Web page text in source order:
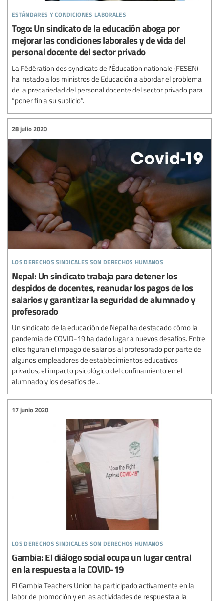
estándares y condiciones laborales
Togo: Un sindicato de la educación aboga por
mejorar las condiciones laborales y de vida del
personal docente del sector privado
La Fédération des syndicats de l'Éducation nationale (FESEN)
ha instado a los ministros de Educación a abordar el problema
de la precariedad del personal docente del sector privado para
“poner fin a su suplicio”.
los derechos sindicales son derechos humanos
28 julio 2020
Nepal: Un sindicato trabaja para detener los
despidos de docentes, reanudar los pagos de los
salarios y garantizar la seguridad de alumnado y
profesorado
Un sindicato de la educación de Nepal ha destacado cómo la
pandemia de COVID-19 ha dado lugar a nuevos desafíos. Entre
ellos figuran el impago de salarios al profesorado por parte de
algunos empleadores de establecimientos educativos
privados, el impacto psicológico del confinamiento en el
alumnado y los desafíos de...
los derechos sindicales son derechos humanos
17 junio 2020
Gambia: El diálogo social ocupa un lugar central
en la respuesta a la COVID-19
El Gambia Teachers Union ha participado activamente en la
labor de promoción y en las actividades de respuesta a la